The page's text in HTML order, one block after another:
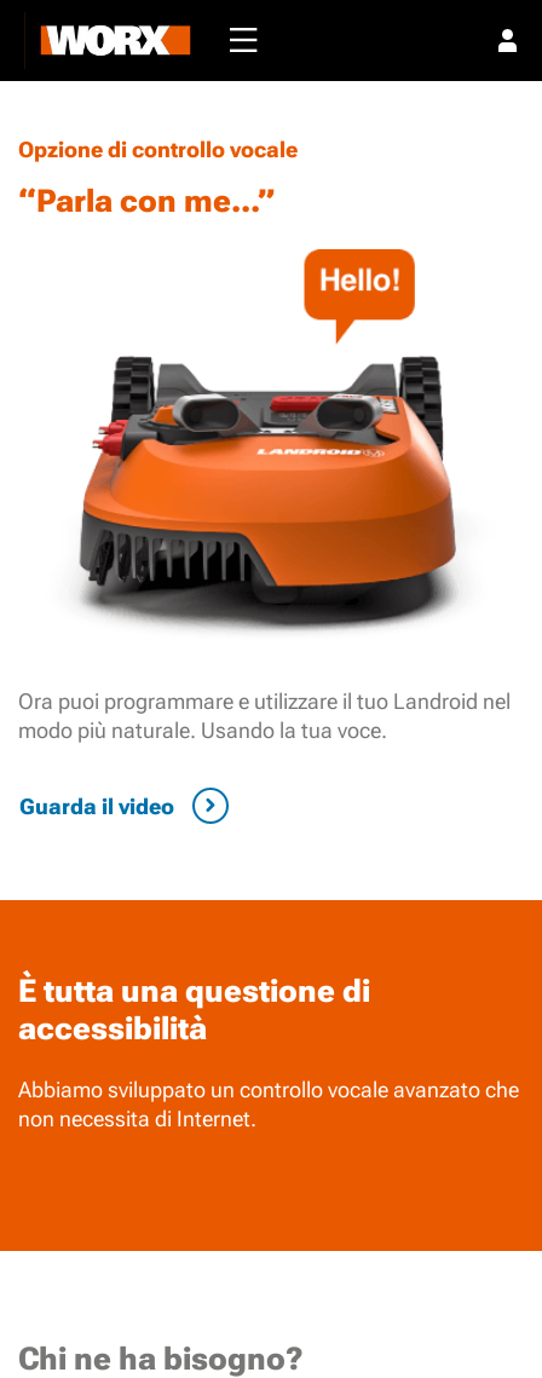
Opzione di controllo vocale
“Parla con me...”
Ora puoi programmare e utilizzare il tuo Landroid nel
modo più naturale. Usando la tua voce.
Guarda il video
È tutta una questione di
accessibilità
Abbiamo sviluppato un controllo vocale avanzato che
non necessita di Internet.
Chi ne ha bisogno?